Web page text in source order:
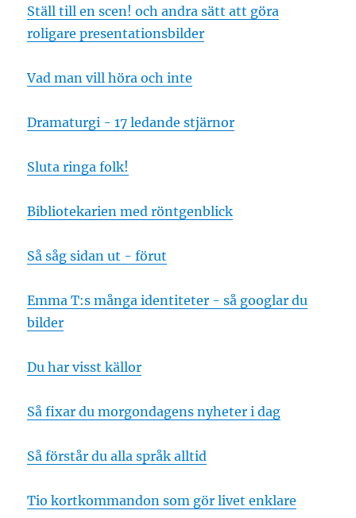
Ställ till en scen! och andra sätt att göra
roligare presentationsbilder
Vad man vill höra och inte
Dramaturgi - 17 ledande stjärnor
Sluta ringa folk!
Bibliotekarien med röntgenblick
Så såg sidan ut - förut
Emma T:s många identiteter - så googlar du
bilder
Du har visst källor
Så fixar du morgondagens nyheter i dag
Så förstår du alla språk alltid
Tio kortkommandon som gör livet enklare